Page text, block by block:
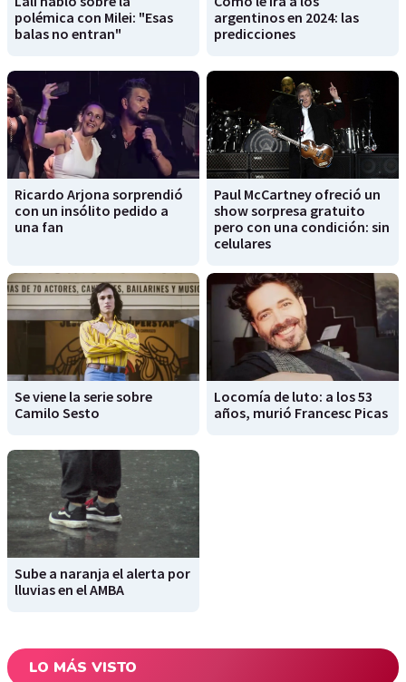
polémica con Milei: "Esas
balas no entran"
argentinos en 2024: las
predicciones
Ricardo Arjona sorprendió
con un insólito pedido a
una fan
Paul McCartney ofreció un
show sorpresa gratuito
pero con una condición: sin
celulares
Se viene la serie sobre
Camilo Sesto
Locomía de luto: a los 53
años, murió Francesc Picas
Sube a naranja el alerta por
lluvias en el AMBA
LO MÁS VISTO